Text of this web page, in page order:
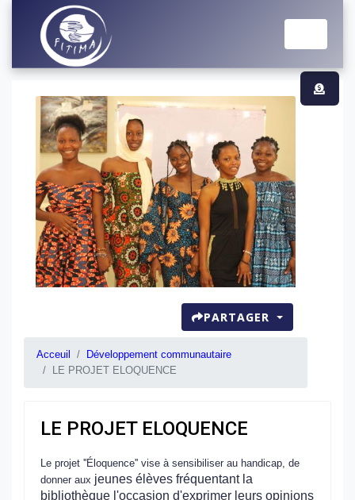
PARTAGER
Acceuil
Développement communautaire
LE PROJET ELOQUENCE
LE PROJET ELOQUENCE
Le projet ''Éloquence'' vise à sensibiliser au handicap, de
donner aux jeunes élèves fréquentant la
bibliothèque l'occasion d'exprimer leurs opinions